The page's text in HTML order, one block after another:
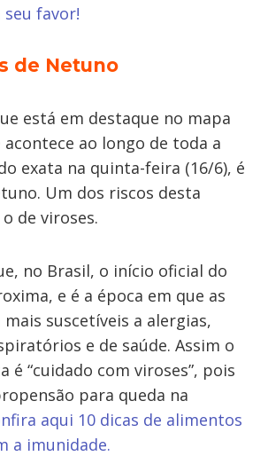
seu favor!
de Netuno
está em destaque no mapa
acontece ao longo de toda a
exata na quinta-feira (16/6), é
Um dos riscos desta
de viroses.
no Brasil, o início oficial do
e é a época em que as
mais suscetíveis a alergias,
e de saúde. Assim o
é “cuidado com viroses”, pois
para queda na
aqui 10 dicas de alimentos
a imunidade.